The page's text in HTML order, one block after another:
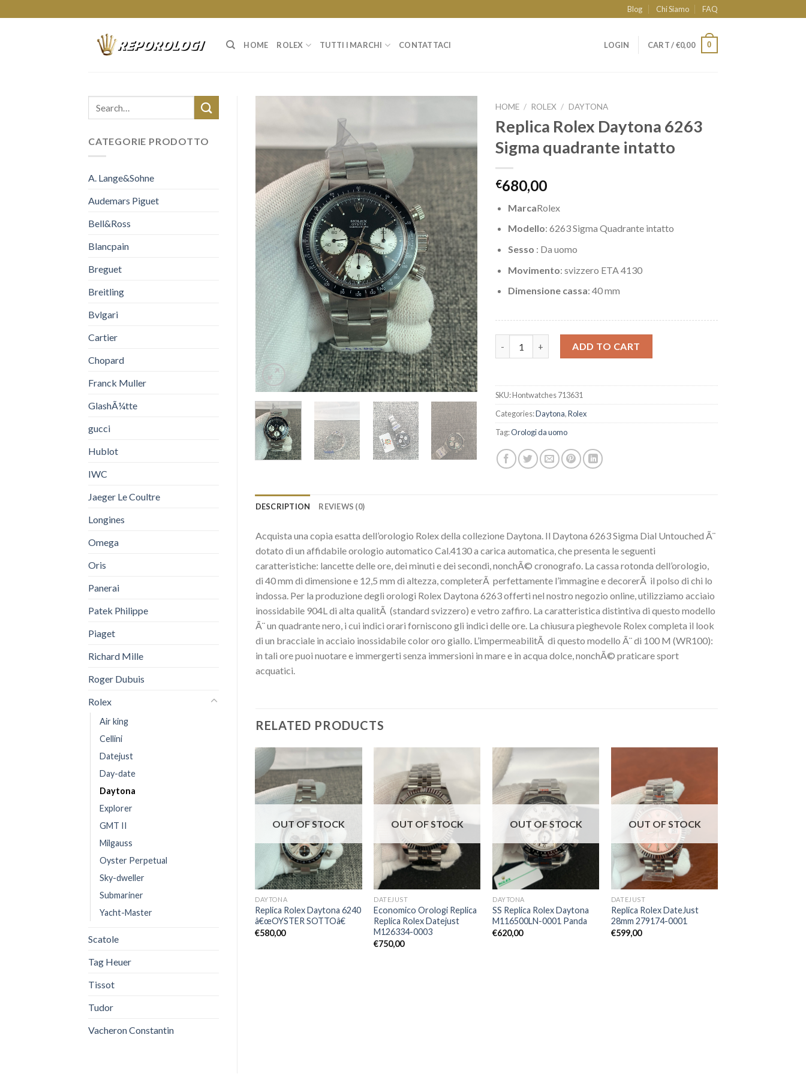
to
Blog Chi Siamo FAQ
HOME ROLEX TUTTI I MARCHI CONTATTACI LOGIN CART /€0,00 0
CATEGORIE PRODOTTO
A. Lange&Sohne
Audemars Piguet
Bell&Ross
Blancpain
Breguet
Breitling
Bvlgari
Cartier
Chopard
Franck Muller
GlashÃ¼tte
gucci
Hublot
IWC
Jaeger Le Coultre
Longines
Omega
Oris
Panerai
Patek Philippe
Piaget
Richard Mille
Roger Dubuis
Rolex
Air king
Cellini
Datejust
Day-date
Daytona
Explorer
GMT II
Milgauss
Oyster Perpetual
Sky-dweller
Submariner
Yacht-Master
Scatole
Tag Heuer
Tissot
Tudor
Vacheron Constantin
HOME / ROLEX / DAYTONA
Replica Rolex Daytona 6263
Sigma quadrante intatto
€680,00
MarcaRolex
Modello: 6263 Sigma Quadrante intatto
Sesso : Da uomo
Movimento: svizzero ETA 4130
Dimensione cassa: 40 mm
ADD TO CART
SKU:Hontwatches 713631
Categories:Daytona,Rolex
Tag:Orologi da uomo
DESCRIPTION REVIEWS (0)
Acquista una copia esatta dell’orologio Rolex della collezione Daytona. Il Daytona 6263 Sigma Dial Untouched Ã¨
dotato di un affidabile orologio automatico Cal.4130 a carica automatica, che presenta le seguenti
caratteristiche: lancette delle ore, dei minuti e dei secondi, nonchÃ© cronografo. La cassa rotonda dell’orologio,
di 40 mm di dimensione e 12,5 mm di altezza, completerÃ perfettamente l’immagine e decorerÃ il polso di chi lo
indossa. Per la produzione degli orologi Rolex Daytona 6263 offerti nel nostro negozio online, utilizziamo acciaio
inossidabile 904L di alta qualitÃ (standard svizzero) e vetro zaffiro. La caratteristica distintiva di questo modello
Ã¨ un quadrante nero, i cui indici orari forniscono gli indici delle ore. La chiusura pieghevole Rolex completa il look
di un bracciale in acciaio inossidabile color oro giallo. L’impermeabilitÃ di questo modello Ã¨ di 100 M (WR100):
in tali ore puoi nuotare e immergerti senza immersioni in mare e in acqua dolce, nonchÃ© praticare sport
acquatici.
RELATED PRODUCTS
OUT OF STOCK
DAYTONA
Replica Rolex Daytona 6240
â€œOYSTER SOTTOâ€
€580,00
OUT OF STOCK
DATEJUST
Economico Orologi Replica
Replica Rolex Datejust
M126334-0003
€750,00
OUT OF STOCK
DAYTONA
SS Replica Rolex Daytona
M116500LN-0001 Panda
€620,00
OUT OF STOCK
DATEJUST
Replica Rolex DateJust
28mm 279174-0001
€599,00
OUT OF STOCK
Replica Rolex Daytona
ROLEX
Replica ROLEX